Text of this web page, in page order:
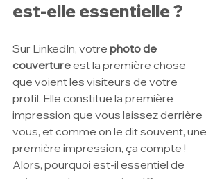
est-elle essentielle ?
Sur LinkedIn, votre photo de
couverture est la première chose
que voient les visiteurs de votre
profil. Elle constitue la première
impression que vous laissez derrière
vous, et comme on le dit souvent, une
première impression, ça compte !
Alors, pourquoi est-il essentiel de